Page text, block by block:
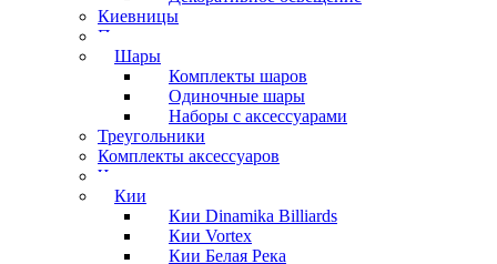
Киевницы
Полочки
Шары
Комплекты шаров
Одиночные шары
Наборы с аксессуарами
Треугольники
Комплекты аксессуаров
Часы
Кии
Кии Dinamika Billiards
Кии Vortex
Кии Белая Река